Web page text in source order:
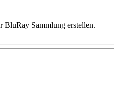
Sammlung erstellen.